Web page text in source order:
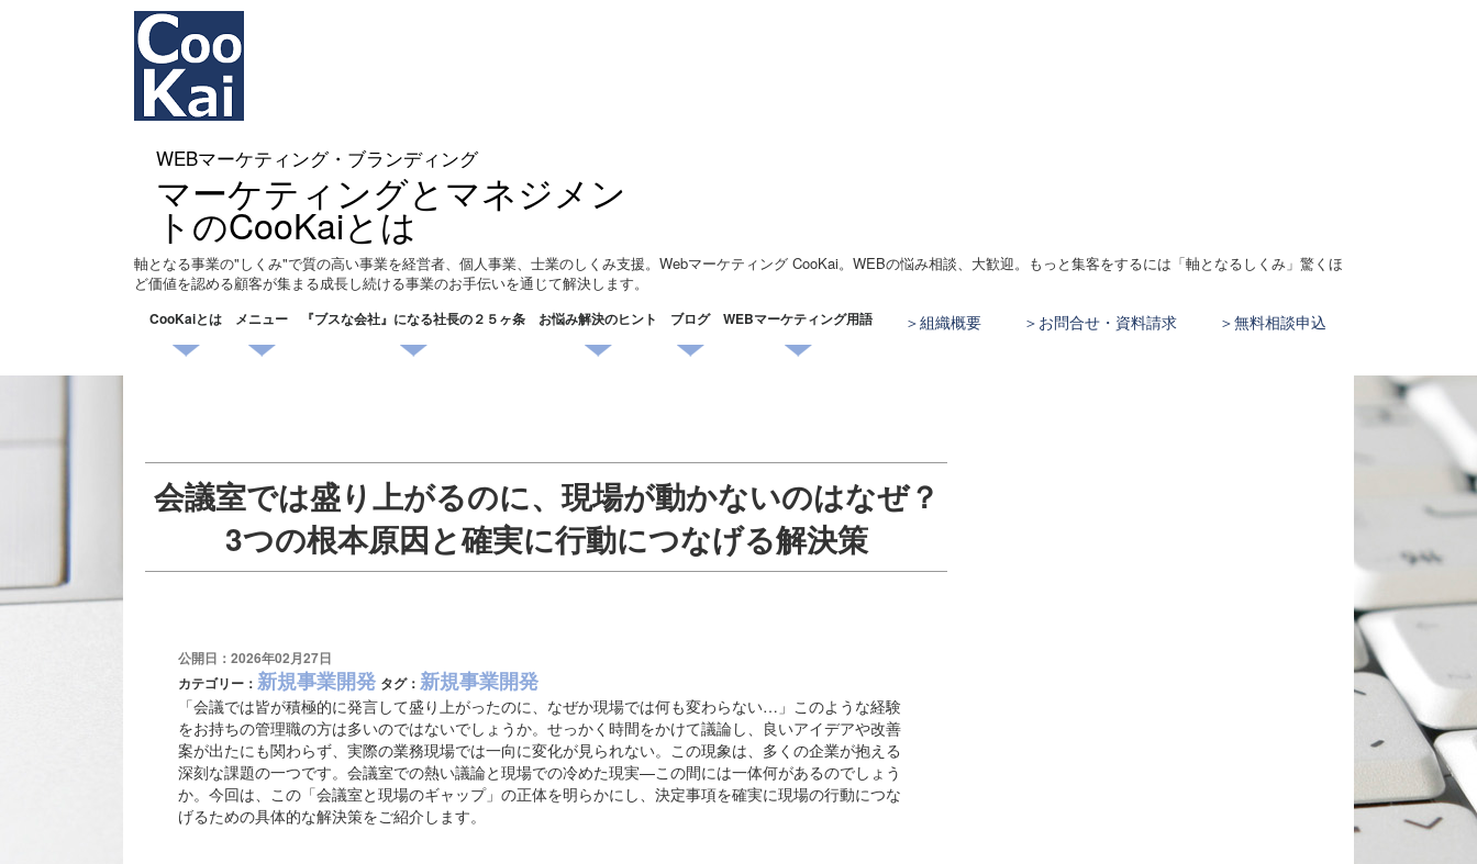
WEBマーケティング・ブランディング
マーケティングとマネジメン
トのCooKaiとは
軸となる事業の"しくみ"で質の高い事業を経営者、個人事業、士業のしくみ支援。Webマーケティング CooKai。WEBの悩み相談、大歓迎。もっと集客をするには「軸となるしくみ」驚くほ
ど価値を認める顧客が集まる成長し続ける事業のお手伝いを通じて解決します。
組織概要 お問合せ・資料請求 無料相談申込
CooKaiとは メニュー 『ブスな会社』になる社長の２５ヶ条 お悩み解決のヒント ブログ WEBマーケティング用語
会議室では盛り上がるのに、現場が動かないのはなぜ？
3つの根本原因と確実に行動につなげる解決策
公開日：2026年02月27日
カテゴリー： 新規事業開発 タグ： 新規事業開発
「会議では皆が積極的に発言して盛り上がったのに、なぜか現場では何も変わらない…」このような経験
をお持ちの管理職の方は多いのではないでしょうか。せっかく時間をかけて議論し、良いアイデアや改善
案が出たにも関わらず、実際の業務現場では一向に変化が見られない。この現象は、多くの企業が抱える
深刻な課題の一つです。会議室での熱い議論と現場での冷めた現実—この間には一体何があるのでしょう
か。今回は、この「会議室と現場のギャップ」の正体を明らかにし、決定事項を確実に現場の行動につな
げるための具体的な解決策をご紹介します。